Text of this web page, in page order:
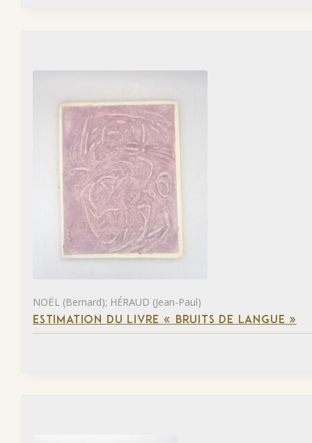
NOËL (Bernard); HÉRAUD (Jean-Paul)
ESTIMATION DU LIVRE « BRUITS DE LANGUE »